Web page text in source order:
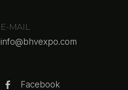
E-MAIL
info@bhvexpo.com
Facebook